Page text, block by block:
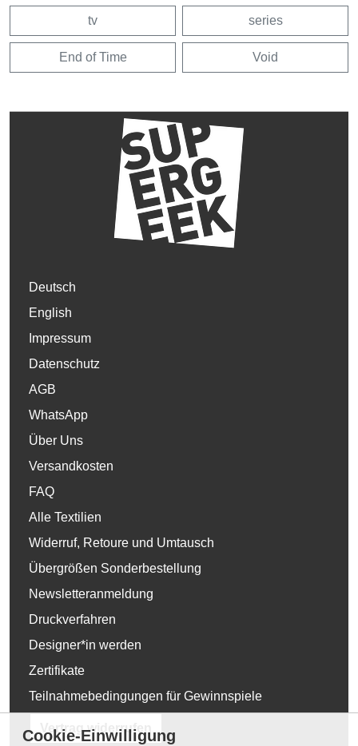
tv series
End of Time Void
Deutsch
English
Impressum
Datenschutz
AGB
WhatsApp
Über Uns
Versandkosten
FAQ
Alle Textilien
Widerruf, Retoure und Umtausch
Übergrößen Sonderbestellung
Newsletteranmeldung
Druckverfahren
Designer*in werden
Zertifikate
Teilnahmebedingungen für Gewinnspiele
Vertrag widerrufen
Cookie-Einwilligung